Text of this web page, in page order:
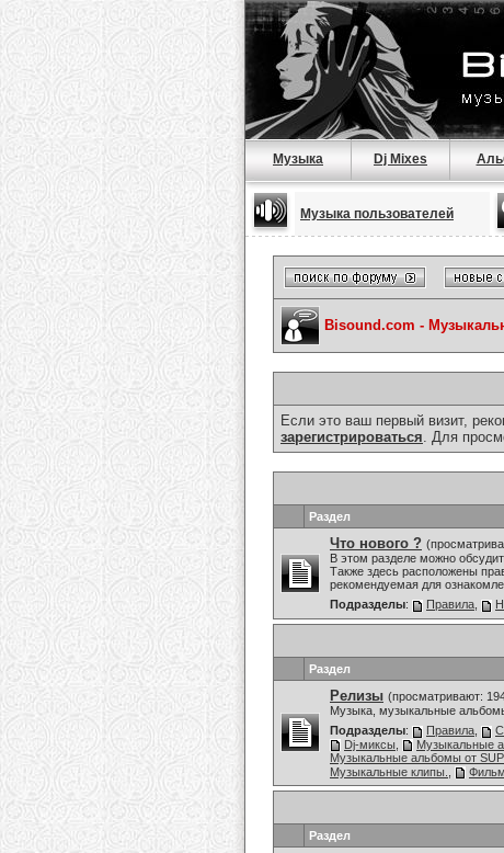
Музыка Dj Mixes
Музыка пользователей
Bisound.com -
Если это ваш первый визит,
зарегистрироваться. Для
Раздел
Что нового ?
В этом разделе можно
Также здесь расположены
рекомендуемая для
Подразделы: Правила
Раздел
Релизы (просматривают:
Музыка, музыкальные
Подразделы: Правила
Dj-миксы
Музыкальные
Музыкальные альбомы от
Музыкальные клипы.
Раздел